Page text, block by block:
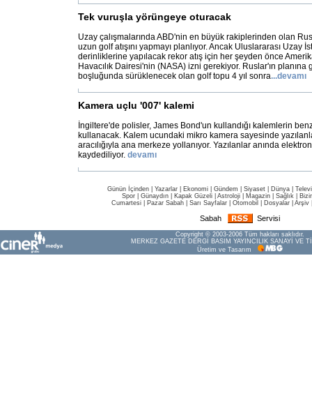
Tek vuruşla yörüngeye oturacak
Uzay çalışmalarında ABD'nin en büyük rakiplerinden olan
uzun golf atışını yapmayı planlıyor. Ancak Uluslararası Uzay
derinliklerine yapılacak rekor atış için her şeyden önce
Havacılık Dairesi'nin (NASA) izni gerekiyor. Ruslar'ın planına
boşluğunda sürüklenecek olan golf topu 4 yıl sonra...devamı
Kamera uçlu '007' kalemi
İngiltere'de polisler, James Bond'un kullandığı kalemlerin
kullanacak. Kalem ucundaki mikro kamera sayesinde
aracılığıyla ana merkeze yollanıyor. Yazılanlar anında
kaydediliyor. devamı
Günün İçinden Yazarlar Ekonomi Gündem Siyaset Dünya |
Spor
Günaydın Kapak Güzeli Astroloji Magazin Sağlık
Cumartesi
Pazar Sabah Sarı Sayfalar Otomobil Dosyalar Arşiv
Sabah Servisi
Copyright © 2003-2006 Tüm hakları saklıdır.
MERKEZ GAZETE DERGİ BASIM YAYINCILIK SANAYİ VE
Üretim ve Tasarım